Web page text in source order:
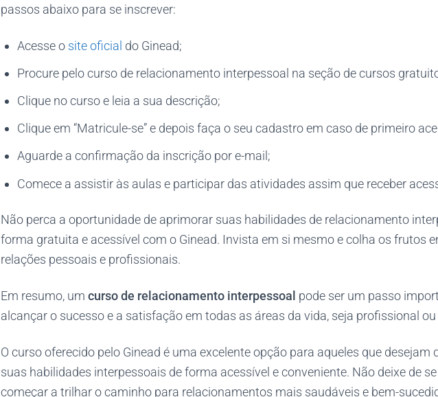
passos abaixo para se inscrever:
Acesse o site oficial do Ginead;
Procure pelo curso de relacionamento interpessoal na seção de cursos
Clique no curso e leia a sua descrição;
Clique em “Matricule-se” e depois faça o seu cadastro em caso de primeiro
Aguarde a confirmação da inscrição por e-mail;
Comece a assistir às aulas e participar das atividades assim que receber
Não perca a oportunidade de aprimorar suas habilidades de relacionamento
forma gratuita e acessível com o Ginead. Invista em si mesmo e colha os frutos
relações pessoais e profissionais.
Em resumo, um curso de relacionamento interpessoal pode ser um passo
alcançar o sucesso e a satisfação em todas as áreas da vida, seja profissional
O curso oferecido pelo Ginead é uma excelente opção para aqueles que desejam
suas habilidades interpessoais de forma acessível e conveniente. Não deixe de
começar a trilhar o caminho para relacionamentos mais saudáveis e bem-